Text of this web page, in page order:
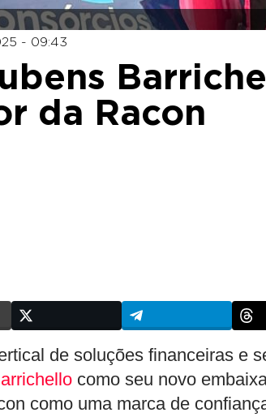
- 09:43
da Racon
de soluções financeiras e
como seu novo
como uma marca de